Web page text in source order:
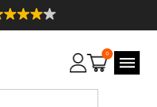
Mijn
0